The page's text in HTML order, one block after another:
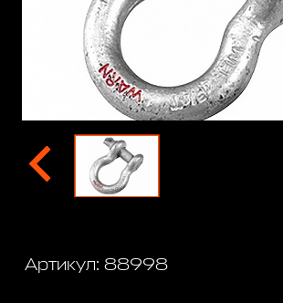
Артикул: 88998